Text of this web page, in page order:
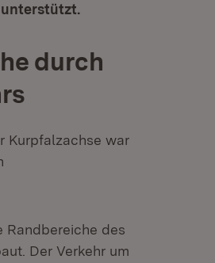
unterstützt.
durch
Kurpfalzachse war
Randbereiche des
Der Verkehr um